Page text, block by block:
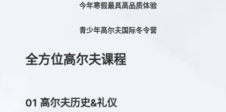
今年寒假最具高品质体验
青少年高尔夫国际冬令营
全方位高尔夫课程
01 高尔夫历史&礼仪